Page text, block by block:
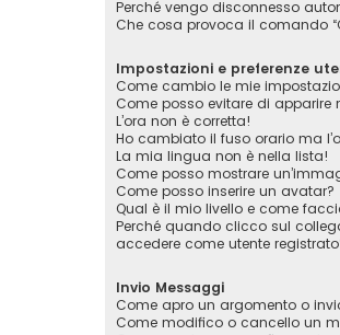
Perché vengo disconnesso
Che cosa provoca il comando
Impostazioni e preferenze
Come cambio le mie
Come posso evitare di apparire
L’ora non è corretta!
Ho cambiato il fuso orario ma
La mia lingua non è nella lista!
Come posso mostrare
Come posso inserire un avatar?
Qual è il mio livello e come
Perché quando clicco sul
accedere come utente
Invio Messaggi
Come apro un argomento o
Come modifico o cancello un